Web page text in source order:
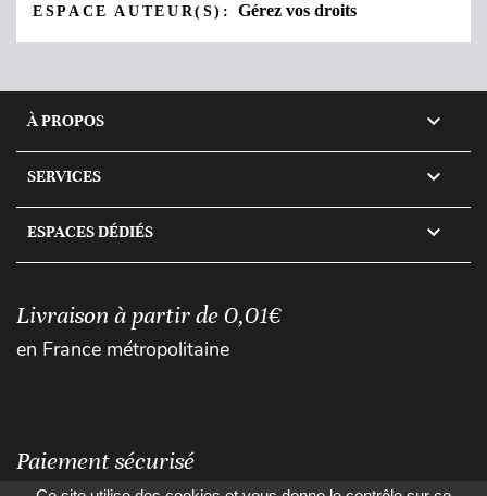
ESPACE AUTEUR(S):Gérez vos droits
À PROPOS 
SERVICES 
ESPACES DÉDIÉS 
Livraison à partir de 0,01€
en France métropolitaine
Paiement sécurisé